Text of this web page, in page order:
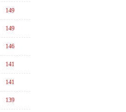
149
149
146
141
141
139